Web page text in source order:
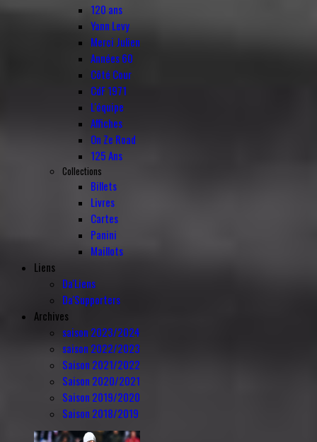
120 ans
Yann Levy
Merci Julien
Années 60
Côté Cour
CdF 1971
L'équipe
Affiches
On Ze Road
125 Ans
Collections
Billets
Livres
Cartes
Panini
Maillots
Liens
Da'Liens
Da'Supporters
Archives
saison 2023/2024
saison 2022/2023
Saison 2021/2022
Saison 2020/2021
Saison 2019/2020
Saison 2018/2019